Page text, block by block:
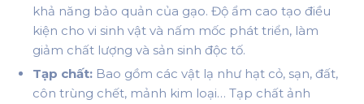
khả năng bảo quản của gạo. Độ ẩm cao tạo điều
kiện cho vi sinh vật và nấm mốc phát triển, làm
giảm chất lượng và sản sinh độc tố.
Tạp chất: Bao gồm các vật lạ như hạt cỏ, sạn, đất,
côn trùng chết, mảnh kim loại… Tạp chất ảnh